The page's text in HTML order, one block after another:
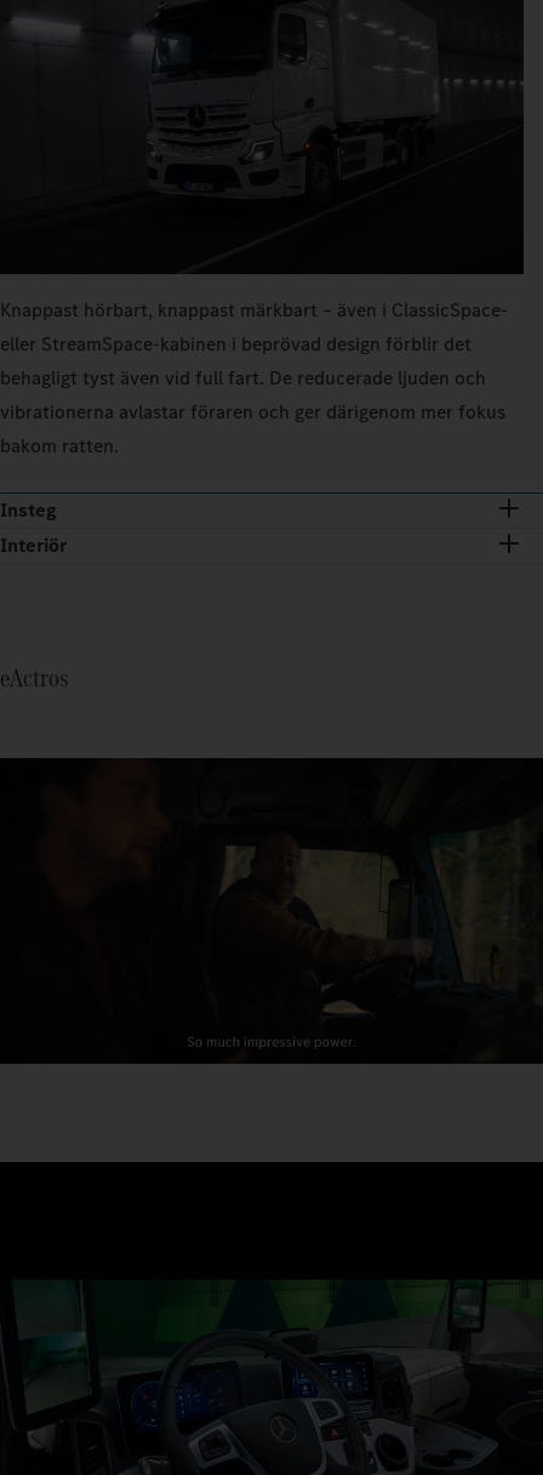
Knappast hörbart, knappast märkbart – även i ClassicSpace-
eller StreamSpace-kabinen i beprövad design förblir det
behagligt tyst även vid full fart. De reducerade ljuden och
vibrationerna avlastar föraren och ger därigenom mer fokus
bakom ratten.
Insteg
Interiör
eActros